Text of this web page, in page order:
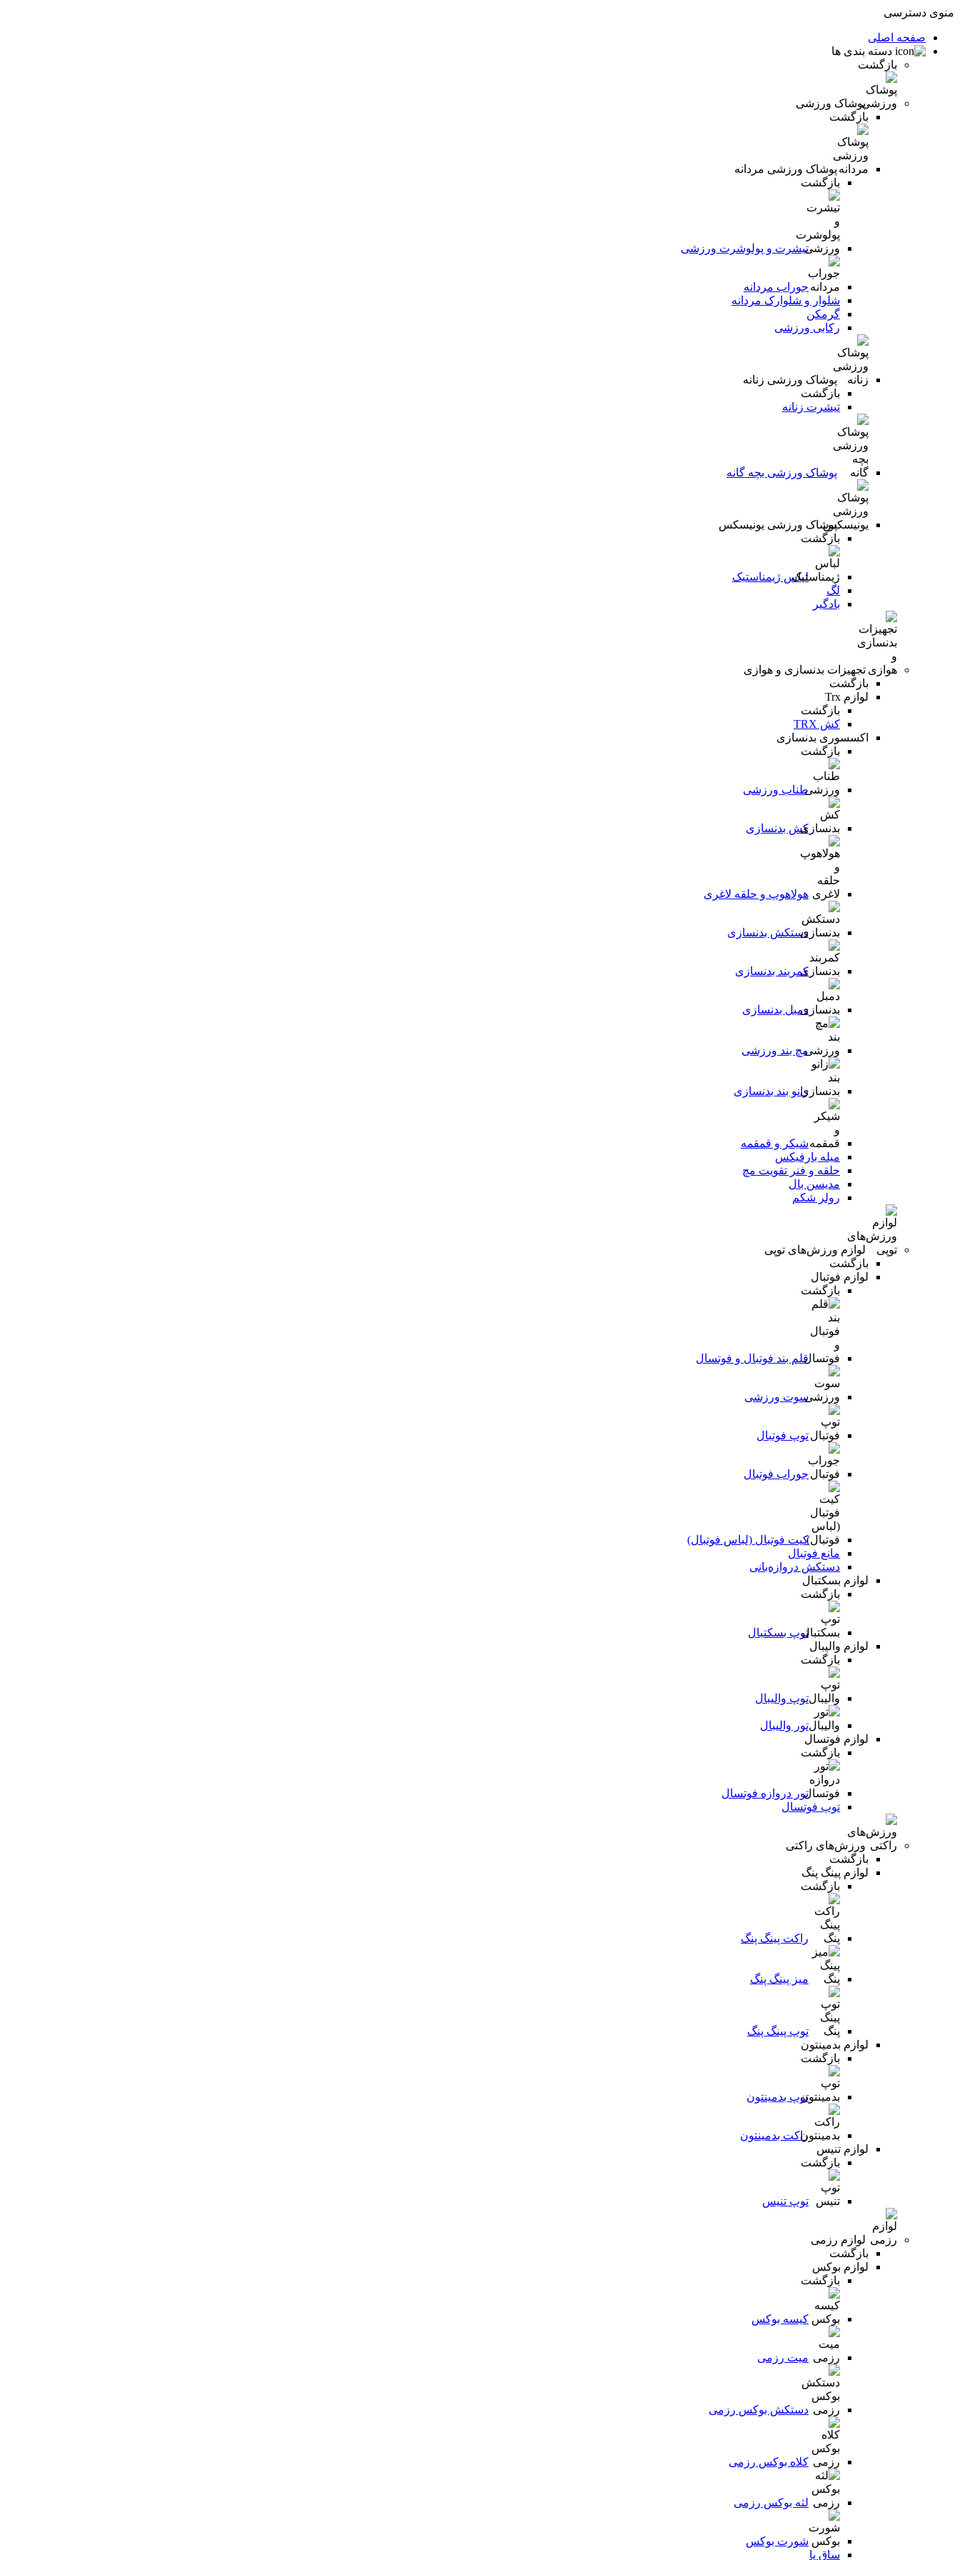
منوی دسترسی
صفحه اصلی
دسته بندی ها
بازگشت
پوشاک ورزشی
بازگشت
پوشاک ورزشی مردانه
بازگشت
تیشرت و پولوشرت ورزشی
جوراب مردانه
شلوار و شلوارک مردانه
گرمکن
رکابی ورزشی
پوشاک ورزشی زنانه
بازگشت
تیشرت زنانه
پوشاک ورزشی بچه گانه
پوشاک ورزشی یونیسکس
بازگشت
لباس ژیمناستیک
لگ
بادگیر
تجهیزات بدنسازی و هوازی
بازگشت
لوازم Trx
بازگشت
کش TRX
اکسسوری بدنسازی
بازگشت
طناب ورزشی
کش بدنسازی
هولاهوپ و حلقه لاغری
دستکش بدنسازی
کمربند بدنسازی
دمبل بدنسازی
مچ بند ورزشی
زانو بند بدنسازی
شیکر و قمقمه
میله بارفیکس
حلقه و فنر تقویت مچ
مدیسن بال
رولر شکم
لوازم ورزش‌های توپی
بازگشت
لوازم فوتبال
بازگشت
قلم بند فوتبال و فوتسال
سوت ورزشی
توپ فوتبال
جوراب فوتبال
کیت فوتبال (لباس فوتبال)
مانع فوتبال
دستکش دروازه‌بانی
لوازم بسکتبال
بازگشت
توپ بسکتبال
لوازم والیبال
بازگشت
توپ والیبال
تور والیبال
لوازم فوتسال
بازگشت
تور دروازه فوتسال
توپ فوتسال
ورزش‌های راکتی
بازگشت
لوازم پینگ پنگ
بازگشت
راکت پینگ پنگ
میز پینگ پنگ
توپ پینگ پنگ
لوازم بدمینتون
بازگشت
توپ بدمینتون
راکت بدمینتون
لوازم تنیس
بازگشت
توپ تنیس
لوازم رزمی
بازگشت
لوازم بوکس
بازگشت
کیسه بوکس
میت رزمی
دستکش بوکس رزمی
کلاه بوکس رزمی
لثه بوکس رزمی
شورت بوکس
ساق پا